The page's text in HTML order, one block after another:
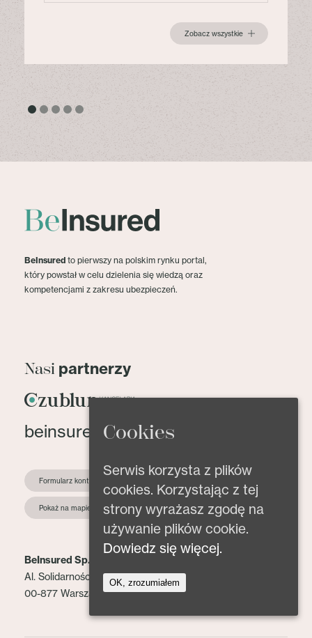
Zobacz wszystkie
BeInsured to pierwszy na polskim rynku portal,
który powstał w celu dzielenia się wiedzą oraz
kompetencjami z zakresu ubezpieczeń.
Nasi partnerzy
beinsured@beinsured.pl
Formularz kontaktowy
Pokaż na mapie
BeInsured Sp. z o.o.
Al. Solidarności 153 lok. 2
00-877 Warszawa
Cookies
Serwis korzysta z plików
cookies. Korzystając z tej
strony wyrażasz zgodę na
używanie plików cookie.
Dowiedz się więcej.
OK, zrozumiałem